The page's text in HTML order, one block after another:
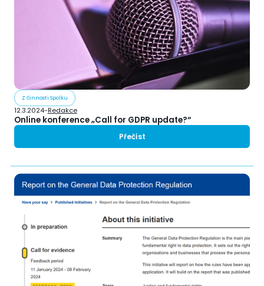
Z činnosti Spolku
12.3.2024-Redakce
Online konference „Call for GDPR update?“
Přečíst